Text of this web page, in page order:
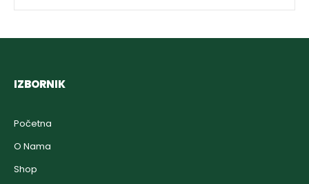
IZBORNIK
Početna
O Nama
Shop